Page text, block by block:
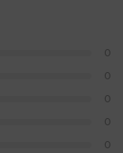
0
0
0
0
0